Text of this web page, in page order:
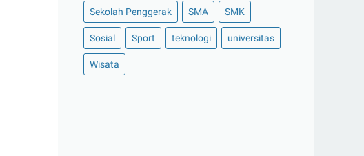
Sekolah Penggerak SMA SMK
Sosial Sport teknologi universitas
Wisata